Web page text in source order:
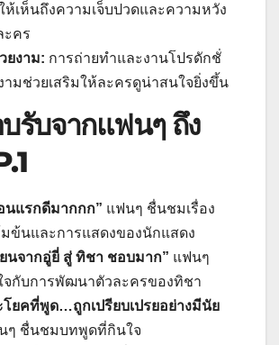
ห้เห็นถึงความเจ็บปวดและความหวัง
ะคร
ยงาม: การถ่ายทำและงานโปรดักชั่
ามช่วยเสริมให้ละครดูน่าสนใจยิ่งขึ้น
บรับจากแฟนๆถึง
นแรกดีมากกก” แฟนๆ ชื่นชมเรื่อง
มข้นและการแสดงของนักแสดง
ยนจากอู่ยี่ สู่ ทิชา ชอบมาก” แฟนๆ
จกับการพัฒนาตัวละครของทิชา
โยคที่พูด…ถูกเปรียบเปรยอย่างมีนัย
ๆ ชื่นชมบทพูดที่กินใจ